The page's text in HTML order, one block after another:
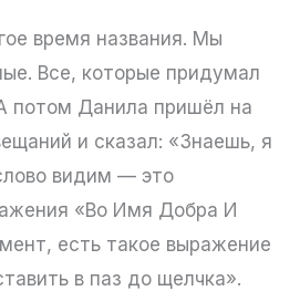
время названия. Мы
Все, которые придумал
потом Данила пришёл на
и сказал: «Знаешь, я
видим — это
«Во Имя Добра И
есть такое выражение
в паз до щелчка».